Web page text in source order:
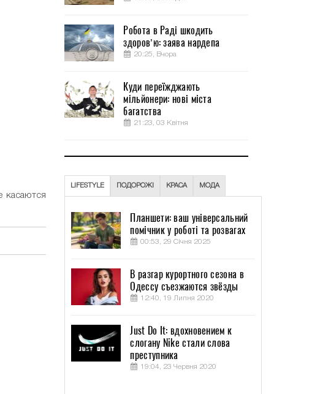
касаются
Робота в Раді шкодить
здоров’ю: заява нардепа
20:25, Вчора
Куди переїжджають
мільйонери: нові міста
багатства
21:23, 03 Квітня
LIFESTYLE ПОДОРОЖІ КРАСА МОДА
Планшети: ваш універсальний
помічник у роботі та розвагах
00:53, 29 Січня 2025
В разгар курортного сезона в
Одессу съезжаются звёзды
12:40, 19 Липня 2020
Just Do It: вдохновением к
слогану Nike стали слова
преступника
19:04, 23 Червня 2020